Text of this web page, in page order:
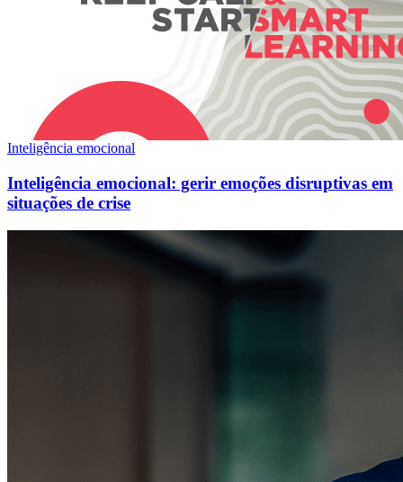
Inteligência emocional
Inteligência emocional: gerir emoções disruptivas em
situações de crise